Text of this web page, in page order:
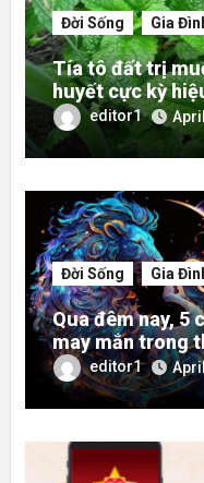
Đời Sống Gia
Tía tô đất trị
huyết cực kỳ
editor1
Đời Sống Gia
Qua đêm nay, 5
may mắn trong
rực rỡ hơn người
editor1